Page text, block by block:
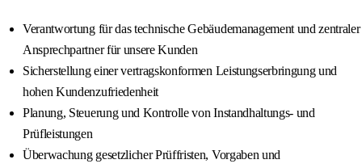
Verantwortung für das technische Gebäudemanagement und zentraler
Ansprechpartner für unsere Kunden
Sicherstellung einer vertragskonformen Leistungserbringung und
hohen Kundenzufriedenheit
Planung, Steuerung und Kontrolle von Instandhaltungs- und
Prüfleistungen
Überwachung gesetzlicher Prüffristen, Vorgaben und